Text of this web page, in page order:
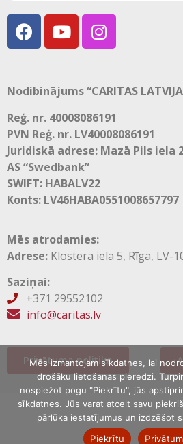
Nodibinājums “CARITAS
Reģ. nr. 40008086191
PVN Reģ. nr. LV40008086191
Juridiskā adrese: Mazā Pils iela
AS “Swedbank”
SWIFT: HABALV22
Konts: LV46HABA0551008657797
Mēs atrodamies:
Adrese: Klostera iela 5, Rīga, LV-
Saziņai:
+371 29552102
 info@caritas.lv
Privātuma politika
Mēs izmantojam sīkdatnes, lai
drošāku lietošanas pieredzi.
nospiežot pogu "Piekrītu", jūs
sīkdatnes. Jūs varat atcelt savu
pārlūka iestatījumus un izdzēšot
Piekrītu